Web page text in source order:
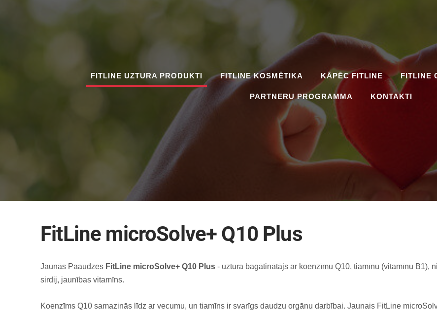
FITLINE UZTURA PRODUKTI FITLINE KOSMĒTIKA KĀPĒC FITLINE FITLINE
PARTNERU PROGRAMMA KONTAKTI
FitLine microSolve+ Q10 Plus
Jaunās Paaudzes FitLine microSolve+ Q10 Plus - uztura bagātinātājs ar koenzīmu Q10, tiamīnu (vitamīnu B1),
sirdij, jaunības vitamīns.
Koenzīms Q10 samazinās līdz ar vecumu, un tiamīns ir svarīgs daudzu orgānu darbībai. Jaunais FitLine